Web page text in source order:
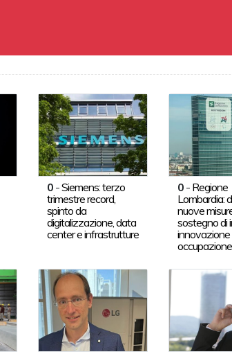
0-Siemens: terzo
trimestre record,
spinto da
digitalizzazione, data
center e infrastrutture
0 - Regione
Lombardia:
nuove
sostegno di
innovazione
occupazione